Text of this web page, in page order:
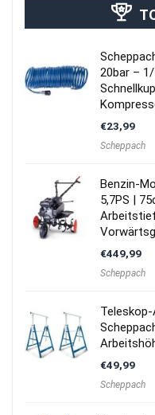
20bar –
€23,99
Scheppach
Benzin-
5,7PS |
€449,99
Scheppach
€49,99
Scheppach